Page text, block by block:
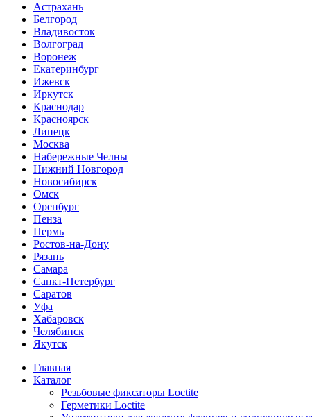
Астрахань
Белгород
Владивосток
Волгоград
Воронеж
Екатеринбург
Ижевск
Иркутск
Краснодар
Красноярск
Липецк
Москва
Набережные Челны
Нижний Новгород
Новосибирск
Омск
Оренбург
Пенза
Пермь
Ростов-на-Дону
Рязань
Самара
Санкт-Петербург
Саратов
Уфа
Хабаровск
Челябинск
Якутск
Главная
Каталог
Резьбовые фиксаторы Loctite
Герметики Loctite